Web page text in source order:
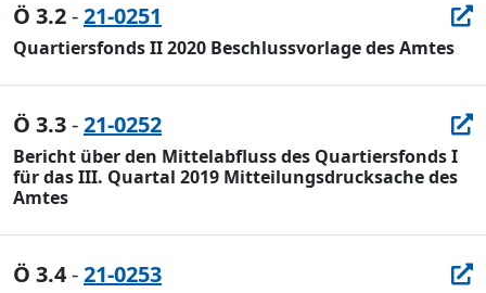
Ö 3.2-21-0251
Quartiersfonds II 2020 Beschlussvorlage des Amtes
Ö 3.3-21-0252
Bericht über den Mittelabfluss des Quartiersfonds I
für das III. Quartal 2019 Mitteilungsdrucksache des
Amtes
Ö 3.4-21-0253